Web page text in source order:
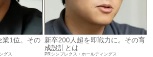
業1位。その
グス
新卒200人超を即戦力に。その育
成設計とは
PRシンプレクス・ホールディングス